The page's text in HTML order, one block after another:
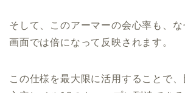
そして、このアーマーの会心率も、な
画面では倍になって反映されます。
この仕様を最大限に活用することで